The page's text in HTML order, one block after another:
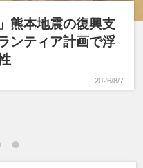
熊本地震の復興支
ンティア計画で浮
2026/8/7